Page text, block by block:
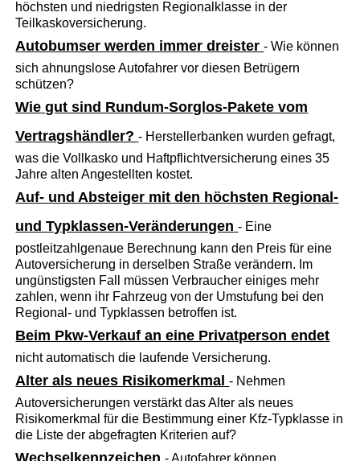
höchsten und niedrigsten Regionalklasse in der
Teilkaskoversicherung.
Autobumser werden immer dreister- Wie können
sich ahnungslose Autofahrer vor diesen Betrügern
schützen?
Wie gut sind Rundum-Sorglos-Pakete vom
Vertragshändler?- Herstellerbanken wurden gefragt,
was die Vollkasko und Haftpflichtversicherung eines 35
Jahre alten Angestellten kostet.
Auf- und Absteiger mit den höchsten Regional-
und Typklassen-Veränderungen- Eine
postleitzahlgenaue Berechnung kann den Preis für eine
Autoversicherung in derselben Straße verändern. Im
ungünstigsten Fall müssen Verbraucher einiges mehr
zahlen, wenn ihr Fahrzeug von der Umstufung bei den
Regional- und Typklassen betroffen ist.
Beim Pkw-Verkauf an eine Privatperson endet
nicht automatisch die laufende Versicherung.
Alter als neues Risikomerkmal- Nehmen
Autoversicherungen verstärkt das Alter als neues
Risikomerkmal für die Bestimmung einer Kfz-Typklasse in
die Liste der abgefragten Kriterien auf?
Wechselkennzeichen- Autofahrer können